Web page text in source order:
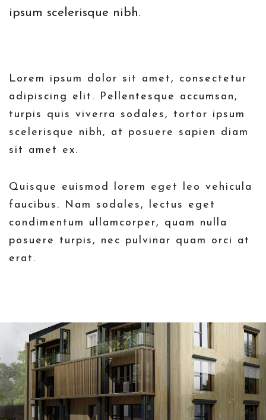
ipsum scelerisque nibh.
Lorem ipsum dolor sit amet, consectetur
adipiscing elit. Pellentesque accumsan,
turpis quis viverra sodales, tortor ipsum
scelerisque nibh, at posuere sapien diam
sit amet ex.
Quisque euismod lorem eget leo vehicula
faucibus. Nam sodales, lectus eget
condimentum ullamcorper, quam nulla
posuere turpis, nec pulvinar quam orci at
erat.